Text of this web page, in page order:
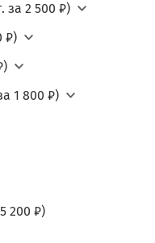
2 500 ₽)
₽)
1 800 ₽)
200 ₽)